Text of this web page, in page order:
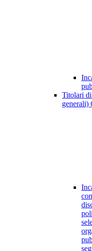
Titolari
generali)